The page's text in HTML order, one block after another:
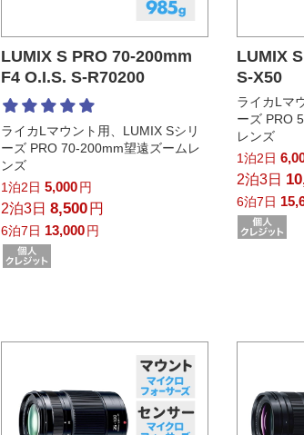
LUMIX S PRO 70-200mm
F4 O.I.S. S-R70200
ライカLマウント用、LUMIX Sシリ
ーズ PRO 70-200mm望遠ズームレ
ンズ
1泊2日 5,000円
2泊3日 8,500 円
6泊7日 13,000円
LUMIX
S-X50
ライカLマ
ーズ PRO
レンズ
1泊2日
2泊3日
6泊7日